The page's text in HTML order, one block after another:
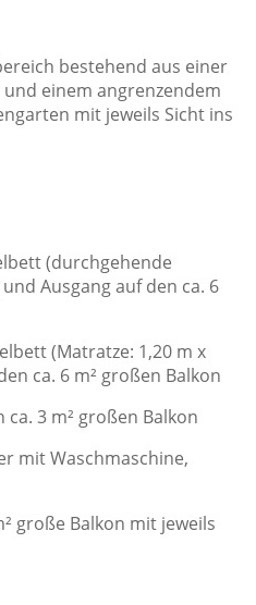
bestehend aus einer
und einem angrenzendem
mit jeweils Sicht ins
(durchgehende
Ausgang auf den ca. 6
(Matratze: 1,20 m x
ca. 6 m² großen Balkon
3 m² großen Balkon
mit Waschmaschine,
große Balkon mit jeweils